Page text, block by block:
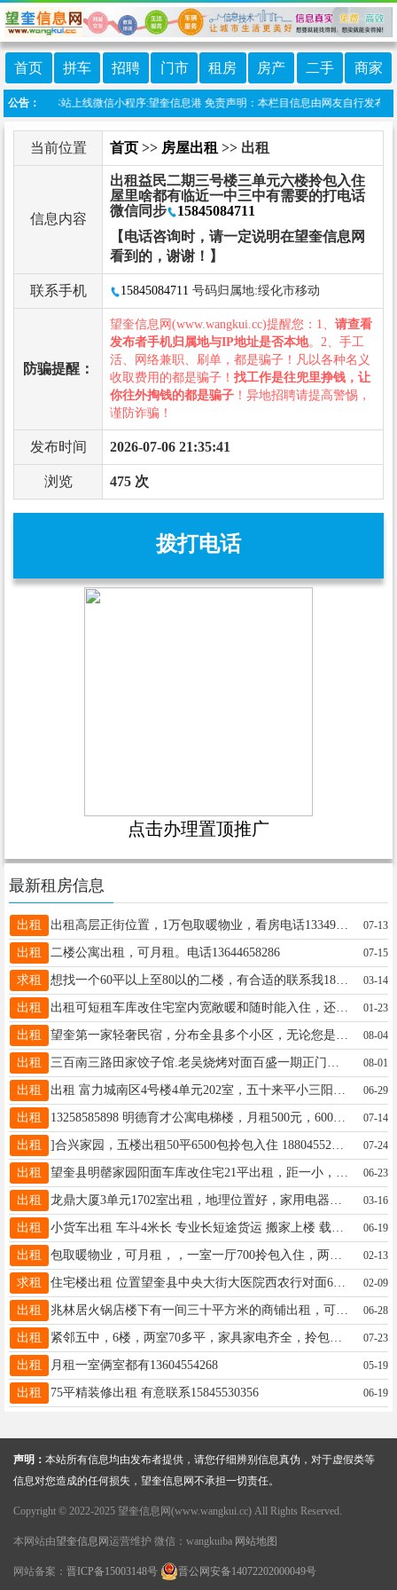
首页 拼车 招聘 门市 租房 房产 二手 商家
公告： 本站上线微信小程序:望奎信息港 免责声明：本栏目信息由网友自行发布
当前位置 首页 >> 房屋出租 >> 出租
信息内容
出租益民二期三号楼三单元六楼拎包入住
屋里啥都有临近一中三中有需要的打电话
微信同步
15845084711
【电话咨询时，请一定说明在望奎信息网
看到的，谢谢！】
联系手机 15845084711 号码归属地:绥化市移动
防骗提醒：
望奎信息网(www.wangkui.cc)提醒您：1、 请查看
发布者手机归属地与IP地址是否本地。2、手工
活、网络兼职、刷单，都是骗子！凡以各种名义
收取费用的都是骗子！ 找工作是往兜里挣钱，让
你往外掏钱的都是骗子 ！异地招聘请提高警惕，
谨防诈骗！
发布时间 2026-07-06 21:35:41
浏览 475 次
拨打电话
点击办理置顶推广
最新租房信息
出租 出租高层正街位置，1万包取暖物业，看房电话13349459721出租一小六中2楼，两室一厅，看房电话13349459721微信同步 07-13
出租 二楼公寓出租，可月租。电话13644658286 07-15
求租 想找一个60平以上至80以的二楼，有合适的联系我18245872244 03-14
出租 出租可短租车库改住宅室内宽敞暖和随时能入住，还有一楼俩室精装修配置齐全也可短租需要的联系13555371567 01-23
出租 08-04
出租 08-01
出租 06-29
出租 13258585898 明德育才公寓电梯楼，月租500元，600元 可半年租，一年租，包括取暖费物业费 07-14
出租 07-24
出租 06-23
出租 03-16
出租 06-19
出租 02-13
求租 住宅楼出租 位置望奎县中央大街大医院西农行对面60平，低价出租出卖。周边离一中，五中，大医院近，周边商贸繁华，适合陪读养老人群居住，联系电话15004556655。 02-09
出租 06-28
出租 紧邻五中，6楼，两室70多平，家具家电齐全，拎包入住，13804524473，年租8500，包取暖物业 07-23
出租 月租一室俩室都有13604554268 05-19
出租 75平精装修出租 有意联系15845530356 06-19
声明： 本站所有信息均由发布者提供，请您仔细辨别信息真伪，对于虚假类等
信息对您造成的任何损失，望奎信息网不承担一切责任。
Copyright © 2022-2025 望奎信息网(www.wangkui.cc) All Rights Reserved.
本网站由望奎信息网 运营维护 微信：wangkuiba 网站地图
网站备案： 晋ICP备15003148号 晋公网安备14072202000049号